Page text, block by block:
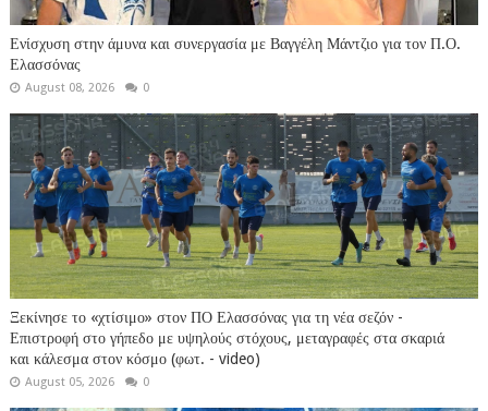
Ενίσχυση στην άμυνα και συνεργασία με Βαγγέλη Μάντζιο για τον Π.Ο.
Ελασσόνας
August 08, 2026 0
Ξεκίνησε το «χτίσιμο» στον ΠΟ Ελασσόνας για τη νέα σεζόν -
Επιστροφή στο γήπεδο με υψηλούς στόχους, μεταγραφές στα σκαριά
και κάλεσμα στον κόσμο (φωτ. - video)
August 05, 2026 0